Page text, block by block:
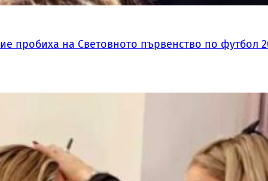
пробиха на Световното първенство по футбол